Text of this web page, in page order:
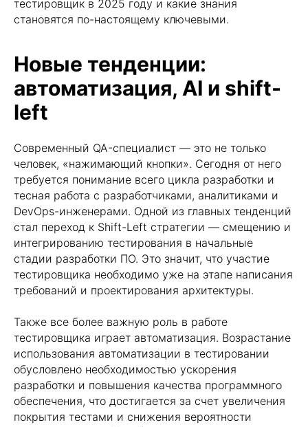
тестировщик в 2025 году и какие знания
становятся по-настоящему ключевыми.
Новые тенденции:
автоматизация, AI и shift-
left
Современный QA-специалист — это не только
человек, «нажимающий кнопки». Сегодня от него
требуется понимание всего цикла разработки и
тесная работа с разработчиками, аналитиками и
DevOps-инженерами. Одной из главных тенденций
стал переход к Shift-Left стратегии — смещению и
интегрированию тестирования в начальные
стадии разработки ПО. Это значит, что участие
тестировщика необходимо уже на этапе написания
требований и проектирования архитектуры.
Также все более важную роль в работе
тестировщика играет автоматизация. Возрастание
использования автоматизации в тестировании
обусловлено необходимостью ускорения
разработки и повышения качества программного
обеспечения, что достигается за счет увеличения
покрытия тестами и снижения вероятности
Узнай свою рыночную
зарплату за 1 минуту!
IT-калькулятор зарплат